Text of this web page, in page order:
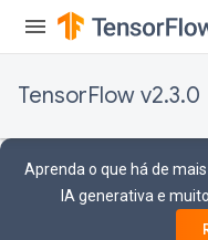
TensorFlow v2.3.0
Aprenda o que há de
IA generativa e